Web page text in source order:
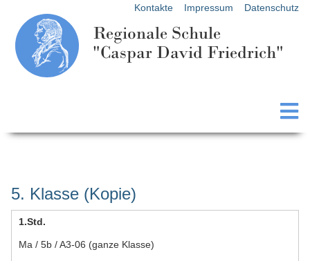
Kontakte Impressum Datenschutz
Regionale Schule
"Caspar David Friedrich"
5. Klasse (Kopie)
1.Std.
Ma / 5b / A3-06 (ganze Klasse)